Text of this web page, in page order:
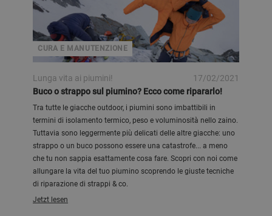
CURA E MANUTENZIONE
Lunga vita ai piumini!
17/02/2021
Buco o strappo sul piumino? Ecco come ripararlo!
Tra tutte le giacche outdoor, i piumini sono imbattibili in
termini di isolamento termico, peso e voluminosità nello zaino.
Tuttavia sono leggermente più delicati delle altre giacche: uno
strappo o un buco possono essere una catastrofe... a meno
che tu non sappia esattamente cosa fare. Scopri con noi come
allungare la vita del tuo piumino scoprendo le giuste tecniche
di riparazione di strappi & co.
Jetzt lesen